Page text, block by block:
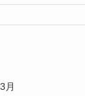
月